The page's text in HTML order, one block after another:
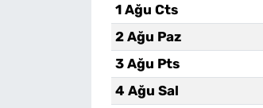
1 Ağu Cts
2 Ağu Paz
3 Ağu Pts
4 Ağu Sal